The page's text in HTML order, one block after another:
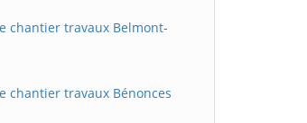
chantier travaux Belmont-
chantier travaux Bénonces